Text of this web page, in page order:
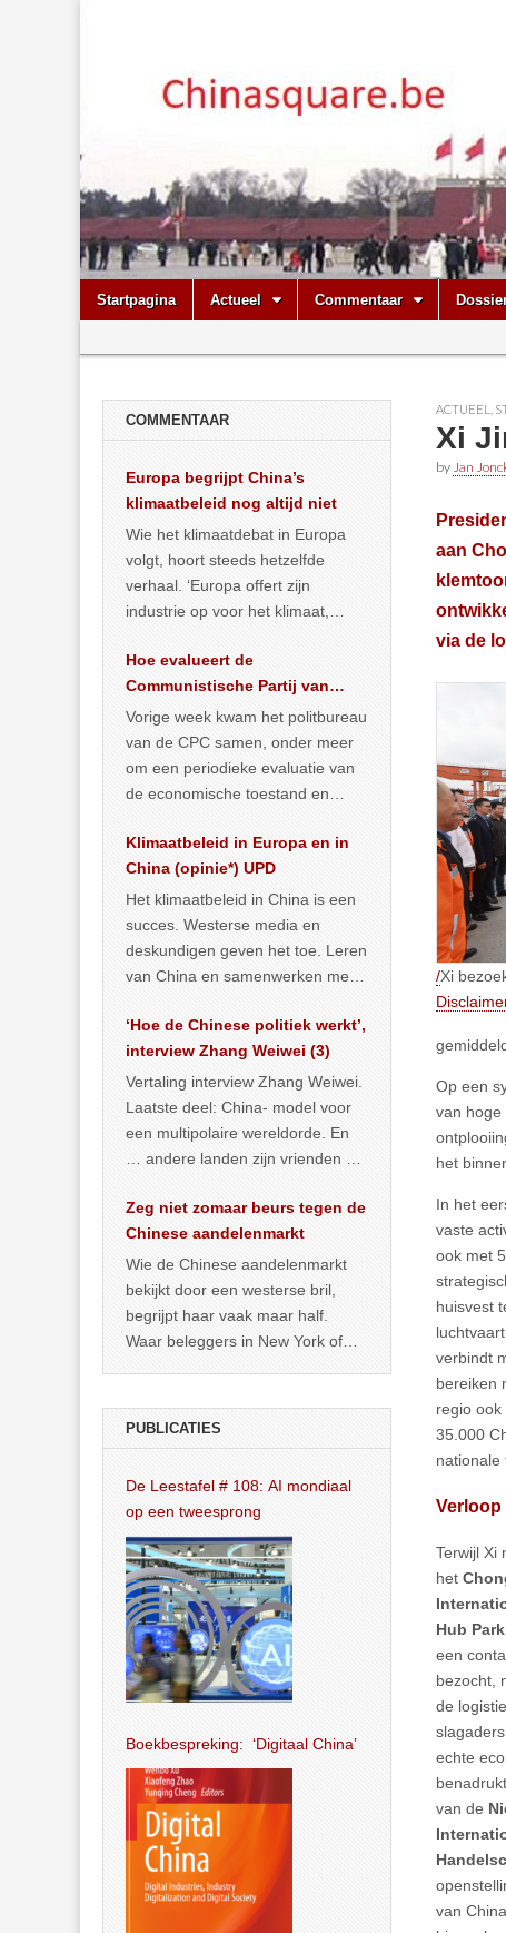
Chinasquare.be
Main
menu
Skip
Startpagina Actueel Commentaar
menu
ACTUEEL
Xi
by Jan
aan
via de
/Xi
Op een
van hoge
het
In het
vaste
ook met
huisvest
verbindt
bereiken
regio ook
35.000
nationale
Verloop
Terwijl Xi
het
Hub Park
een
bezocht,
de
echte
van de
van
COMMENTAAR
Europa begrijpt China’s
klimaatbeleid nog altijd niet
Wie het klimaatdebat in Europa
volgt, hoort steeds hetzelfde
verhaal. ‘Europa offert zijn
industrie op voor het klimaat,
vergroening… >> lees meer
Hoe evalueert de
Communistische Partij van
China de economische
situatie?
Vorige week kwam het politbureau
van de CPC samen, onder meer
om een periodieke evaluatie van
de economische toestand en
publiceerden… >> lees meer
Klimaatbeleid in Europa en in
China (opinie*) UPD
Het klimaatbeleid in China is een
succes. Westerse media en
deskundigen geven het toe. Leren
van China en samenwerken met
… >> lees meer
‘Hoe de Chinese politiek werkt’,
interview Zhang Weiwei (3)
Vertaling interview Zhang Weiwei.
Laatste deel: China- model voor
een multipolaire wereldorde. En
… andere landen zijn vrienden of
Zeg niet zomaar beurs tegen de
Chinese aandelenmarkt
Wie de Chinese aandelenmarkt
bekijkt door een westerse bril,
begrijpt haar vaak maar half.
Waar beleggers in New York of
PUBLICATIES
De Leestafel # 108: AI mondiaal
op een tweesprong
Boekbespreking: ‘Digitaal China’